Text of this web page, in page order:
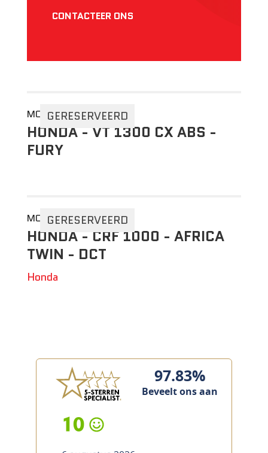
CONTACTEER ONS
GERESERVEERD
MOTO 2DEHANDS
HONDA - VT 1300 CX ABS -
FURY
GERESERVEERD
MOTO 2DEHANDS
HONDA - CRF 1000 - AFRICA
TWIN - DCT
Honda
97.83%
Beveelt ons aan
10